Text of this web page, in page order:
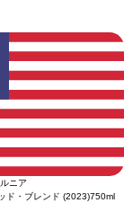
ヴィンテージに変更さ
ニア
ド・ブレンド (2023)750ml